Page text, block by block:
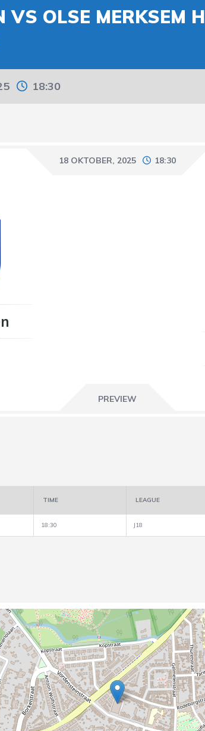
VS OLSE MERKSEM
18:30
18 OKTOBER, 2025 18:30
PREVIEW
TIME LEAGUE
18:30 J18